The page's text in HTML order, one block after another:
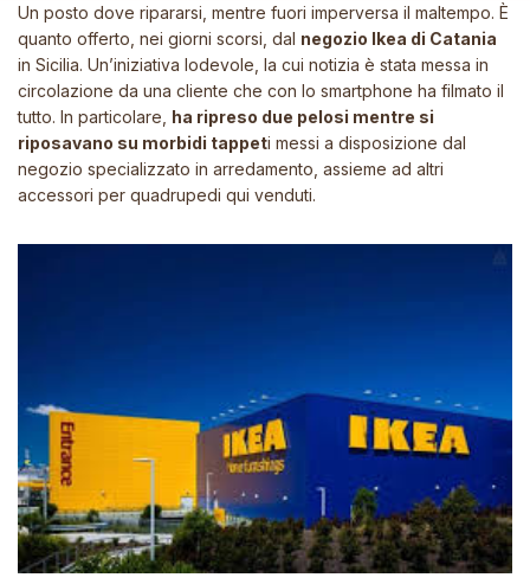
Un posto dove ripararsi, mentre fuori imperversa il maltempo. È
quanto offerto, nei giorni scorsi, dal negozio Ikea di Catania
in Sicilia. Un’iniziativa lodevole, la cui notizia è stata messa in
circolazione da una cliente che con lo smartphone ha filmato il
tutto. In particolare, ha ripreso due pelosi mentre si
riposavano su morbidi tappeti messi a disposizione dal
negozio specializzato in arredamento, assieme ad altri
accessori per quadrupedi qui venduti.